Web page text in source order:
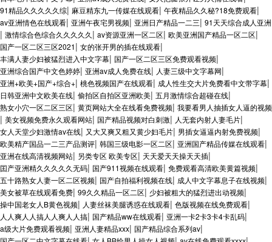
91精品久久久久久综| 麻豆精东九一传媒在线观看| 午夜精品久久秘?18免费观看|
av亚洲情色在线观看| 亚洲午夜宅男视频| 亚洲日产精品一二三| 91天天综合成人亚洲
| 激情综合色综合久久久久久| av资源亚洲一区二区| 欧美亚洲国产精品一区二区|
国产一区二区三区2021| 女的张开男的插在线观看|
丰满人妻少妇被猛烈进入中文字幕| 国产一区二区三区免费观看视频|
亚洲综合国产中文色婷婷| 亚洲av成人免费在线| 人妻三级中文字幕网|
亚洲+欧美+国产+综合+| 桃色视频国产在线观看| 成人性生交大片免费看中文带字幕|
日韩亚洲中文欧美在线| 偷拍区自拍区亚洲欧美| 五月激情综合超碰在线|
熟女小穴一区二区三区| 黄页网站大全在线看免费视频| 我要看男人抽插女人逼的视频
| 美女视频免费永久观看网站| 国产精品视频对白刺激| 人无套内射人妻毛片|
女人天堂少妇激情av在线| 又大又爽又粗又黄少妇毛片| 男插女逼逼内射免费视频|
欧美精产国品一二三产品测评| 韩国三级电影一区二区| 亚洲国产精品传媒在线观看|
亚洲在线高清视频网站| 另类专区 欧美专区| 天天爱天天操天天插|
囯产亚洲精久久久久久无码| 国产911视频在线观看| 免费观看高清欧美黄篇视频|
五十路熟女人妻一区二区视频| 国产自拍福利视频在线| 成人中文字幕息子在线视频|
美女被草在线观看免费| 99久久精品一区二区| 少妇被粗大的猛烈进出动视频|
操中国老女人B黄色视频| 人妻丝袜美腿诱惑在线观看| 色版视频在线免费观看|
人人爽人人搞人人爽人人搞| 国产精品ww在线观看| 亚洲一卡2卡3卡4卡乱码|
a级大片免费观看视频| 亚洲人妻精品xxx| 国产精品综合系列av|